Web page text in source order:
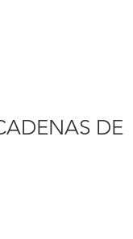
DE